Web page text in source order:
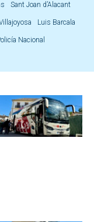
Sant Joan d’Alacant
Luis Barcala
Nacional